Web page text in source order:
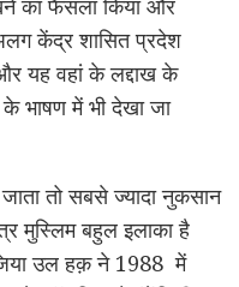
का फैसला किया और
केंद्र शासित प्रदेश
यह वहां के लद्दाख के
के भाषण में भी देखा जा
जाता तो सबसे ज्यादा नुकसान
मुस्लिम बहुल इलाका है
उल हक़ ने 1988 में